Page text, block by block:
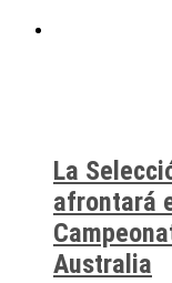
La
afrontará
Australia